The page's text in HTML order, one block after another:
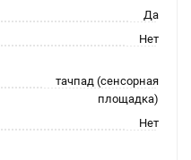
Да
Нет
тачпад (сенсорная
площадка)
Нет